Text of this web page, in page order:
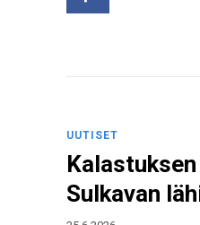
UUTISET
Sulkavan